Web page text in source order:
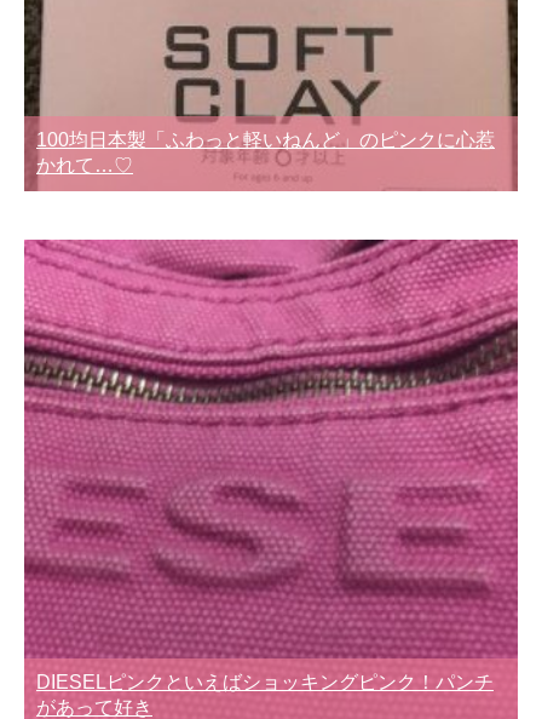
100均日本製「ふわっと軽いねんど」のピンクに心惹
かれて…♡
DIESELピンクといえばショッキングピンク！パンチ
があって好き